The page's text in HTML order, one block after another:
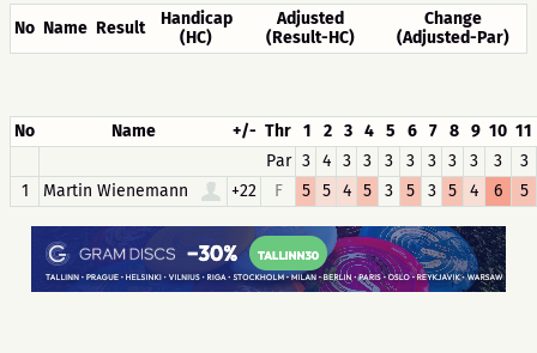
No Name Result
Handicap
(HC)
Adjusted
(Result-HC)
Change
(Adjusted-Par)
No Name +/- Thr 1 2 3 4 5 6 7 8 9 10 11
Par 3 4 3 3 3 3 3 3 3 3
3
1
Martin Wienemann +22 F 5 5 4 5 3 5 3 5 4 6 5